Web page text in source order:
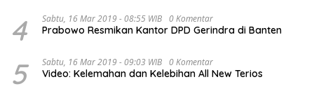
4 Sabtu, 16 Mar 2019 - 08:55 WIB 0 Komentar
Prabowo Resmikan Kantor DPD Gerindra di Banten
5 Sabtu, 16 Mar 2019 - 09:03 WIB 0 Komentar
Video: Kelemahan dan Kelebihan All New Terios